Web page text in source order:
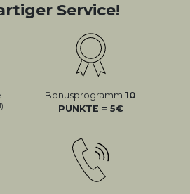
Service!
Bonusprogramm 10
PUNKTE = 5